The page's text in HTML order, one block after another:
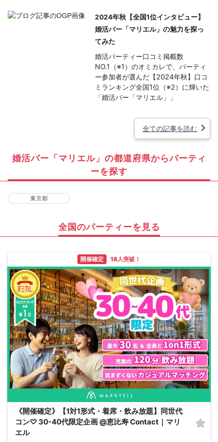
2024年秋【全国1位インタビュー】
婚活バー「マリエル」の魅力を探っ
てみた
婚活パーティー口コミ掲載数
NO.1（※1）のオミカレで、パーティ
ー参加者が選んだ【2024年秋】口コ
ミランキング全国1位（※2）に輝いた
「婚活バー「マリエル」」
全ての記事を読む
婚活バー「マリエル」の都道府県からパーティ
ーを探す
東京都
全国のパーティーを見る
開催確定 18人突破！
《開催確定》【1対1形式・着席・飲み放題】同世代
コン♡ 30-40代限定企画 @恵比寿 Contact｜マリ
エル